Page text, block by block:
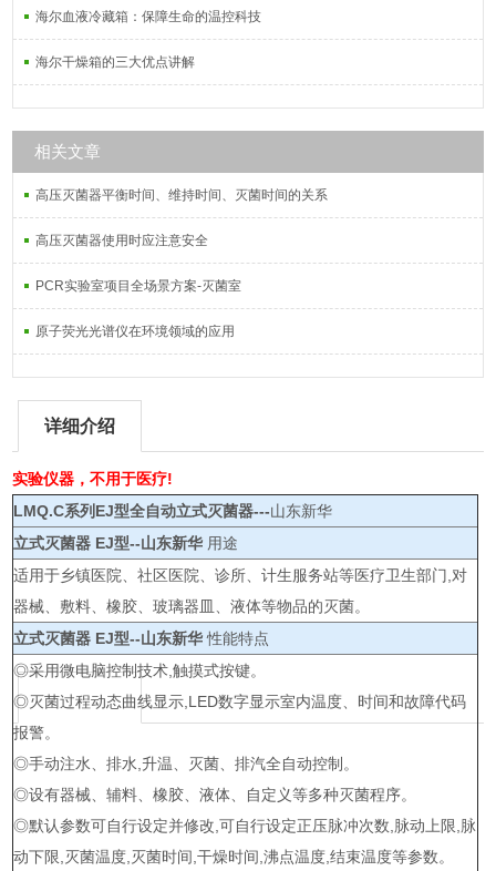
海尔血液冷藏箱：保障生命的温控科技
海尔干燥箱的三大优点讲解
相关文章
高压灭菌器平衡时间、维持时间、灭菌时间的关系
高压灭菌器使用时应注意安全
PCR实验室项目全场景方案-灭菌室
原子荧光光谱仪在环境领域的应用
详细介绍
实验仪器，不用于医疗!
LMQ.C系列EJ型全自动立式灭菌器---山东新华
立式灭菌器 EJ型--山东新华 用途
适用于乡镇医院、社区医院、诊所、计生服务站等医疗卫生部门,对
器械、敷料、橡胶、玻璃器皿、液体等物品的灭菌。
立式灭菌器 EJ型--山东新华性能特点
◎采用微电脑控制技术,触摸式按键。
◎灭菌过程动态曲线显示,LED数字显示室内温度、时间和故障代码
报警。
◎手动注水、排水,升温、灭菌、排汽全自动控制。
◎设有器械、辅料、橡胶、液体、自定义等多种灭菌程序。
◎默认参数可自行设定并修改,可自行设定正压脉冲次数,脉动上限,脉
动下限,灭菌温度,灭菌时间,干燥时间,沸点温度,结束温度等参数。